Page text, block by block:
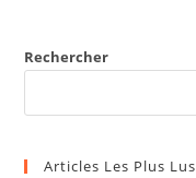
Rechercher
Articles Les Plus Lus